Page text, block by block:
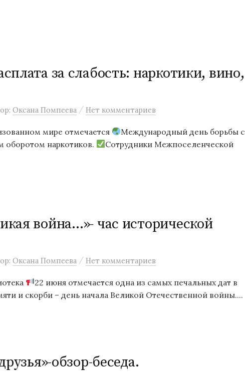
за слабость: наркотики, вино,
Оксана Помпеева / Нет комментариев
мире отмечается
Международный день борьбы с
оборотом наркотиков.
Сотрудники Межпоселенческой
война…»- час исторической
Оксана Помпеева / Нет комментариев
22 июня отмечается одна из самых печальных дат в
и скорби – день начала Великой Отечественной войны....
обзор-беседа.